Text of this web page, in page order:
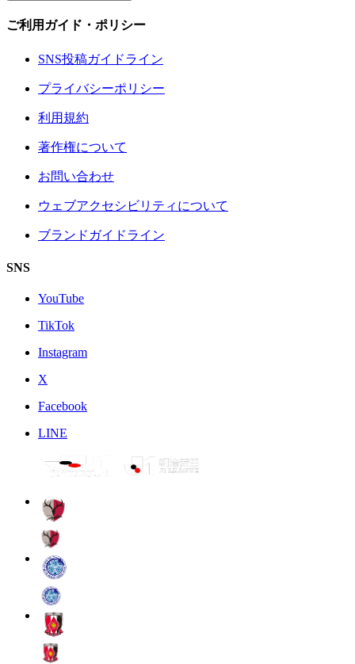
ご利用ガイド・ポリシー
SNS投稿ガイドライン
プライバシーポリシー
利用規約
著作権について
お問い合わせ
ウェブアクセシビリティについて
ブランドガイドライン
SNS
YouTube
TikTok
Instagram
X
Facebook
LINE